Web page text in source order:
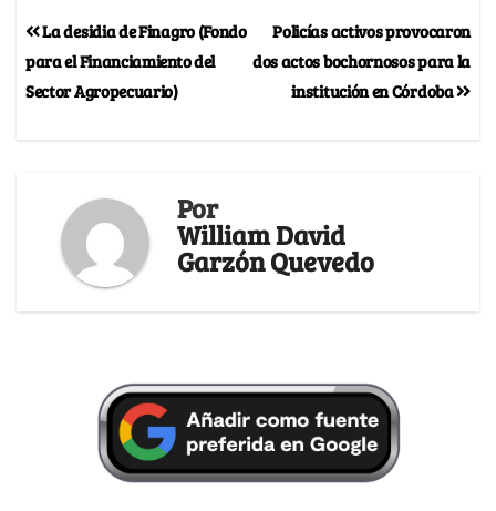
Policías activos provocaron
dos actos bochornosos para la
institución en Córdoba
La desidia de Finagro (Fondo
para el Financiamiento del
Sector Agropecuario)
Por
William David
Garzón Quevedo